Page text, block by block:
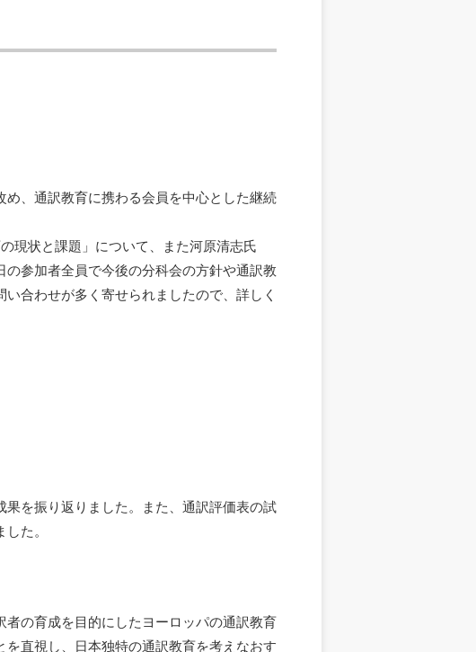
、通訳教育に携わる会員を中心とした継続
現状と課題」について、また河原清志氏
参加者全員で今後の分科会の方針や通訳教
合わせが多く寄せられましたので、詳しく
を振り返りました。また、通訳評価表の試
た。
の育成を目的にしたヨーロッパの通訳教育
直視し、日本独特の通訳教育を考えなおす